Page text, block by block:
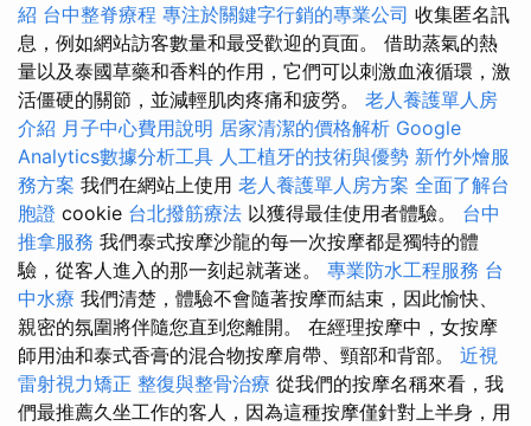
紹 台中整脊療程 專注於關鍵字行銷的專業公司 收集匿名訊
息，例如網站訪客數量和最受歡迎的頁面。 借助蒸氣的熱
量以及泰國草藥和香料的作用，它們可以刺激血液循環，激
活僵硬的關節，並減輕肌肉疼痛和疲勞。 老人養護單人房
介紹 月子中心費用說明 居家清潔的價格解析 Google
Analytics數據分析工具 人工植牙的技術與優勢 新竹外燴服
務方案 我們在網站上使用 老人養護單人房方案 全面了解台
胞證 cookie 台北撥筋療法 以獲得最佳使用者體驗。 台中
推拿服務 我們泰式按摩沙龍的每一次按摩都是獨特的體
驗，從客人進入的那一刻起就著迷。 專業防水工程服務 台
中水療 我們清楚，體驗不會隨著按摩而結束，因此愉快、
親密的氛圍將伴隨您直到您離開。 在經理按摩中，女按摩
師用油和泰式香膏的混合物按摩肩帶、頸部和背部。 近視
雷射視力矯正 整復與整骨治療 從我們的按摩名稱來看，我
們最推薦久坐工作的客人，因為這種按摩僅針對上半身，用